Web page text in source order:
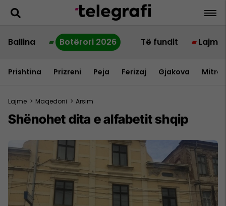
Ballina Botërori 2026 Të fundit Lajme
Prishtina Prizreni Peja Ferizaj Gjakova
Lajme > Maqedoni > Arsim
Shënohet dita e alfabetit shqip